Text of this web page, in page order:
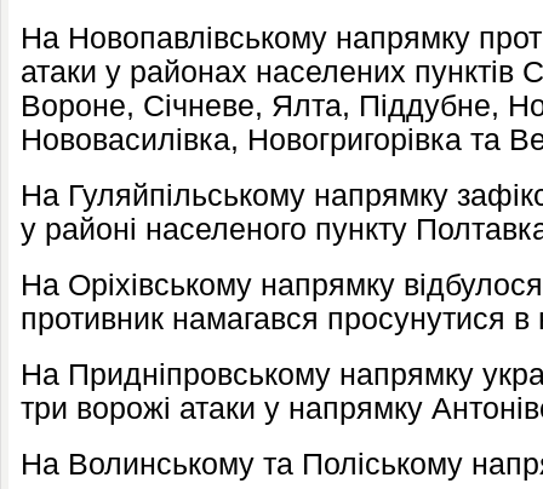
На Новопавлівському напрямку
атаки у районах населених пунктів
Вороне, Січневе, Ялта, Піддубне,
Нововасилівка, Новогригорівка та
На Гуляйпільському напрямку
у районі населеного пункту
На Оріхівському напрямку
противник намагався просунутися
На Придніпровському напрямку
три ворожі атаки у напрямку
На Волинському та Поліському